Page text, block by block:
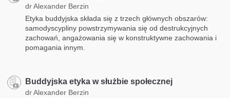
dr Alexander Berzin
Etyka buddyjska składa się z trzech głównych obszarów:
samodyscypliny powstrzymywania się od destrukcyjnych
zachowań, angażowania się w konstruktywne zachowania i
pomagania innym.
Buddyjska etyka w służbie społecznej
dr Alexander Berzin